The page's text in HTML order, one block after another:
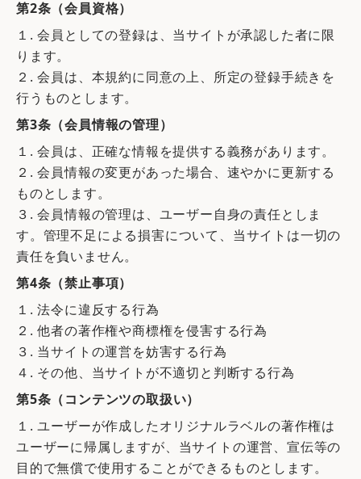
第2条（会員資格）
１. 会員としての登録は、当サイトが承認した者に限
ります。
２. 会員は、本規約に同意の上、所定の登録手続きを
行うものとします。
第3条（会員情報の管理）
１. 会員は、正確な情報を提供する義務があります。
２. 会員情報の変更があった場合、速やかに更新する
ものとします。
３. 会員情報の管理は、ユーザー自身の責任としま
す。管理不足による損害について、当サイトは一切の
責任を負いません。
第4条（禁止事項）
１. 法令に違反する行為
２. 他者の著作権や商標権を侵害する行為
３. 当サイトの運営を妨害する行為
４. その他、当サイトが不適切と判断する行為
第5条（コンテンツの取扱い）
１. ユーザーが作成したオリジナルラベルの著作権は
ユーザーに帰属しますが、当サイトの運営、宣伝等の
目的で無償で使用することができるものとします。